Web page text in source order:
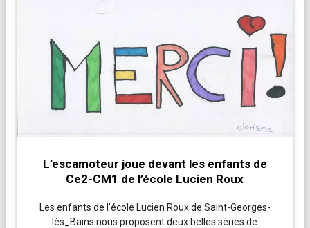
L’escamoteur joue devant les enfants de
Ce2-CM1 de l’école Lucien Roux
Les enfants de l’école Lucien Roux de Saint-Georges-
lès_Bains nous proposent deux belles séries de